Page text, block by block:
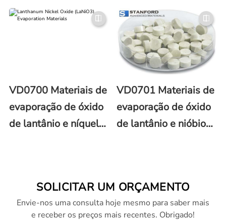
e lantânio
(La0.67Ca0.33MnO3)
lantânio (LaMnO3)
VD0700 Materiais de
evaporação de óxido
de lantânio e níquel
VD0701 Materiais de
evaporação de óxido
de lantânio e nióbio
SOLICITAR UM ORÇAMENTO
Envie-nos uma consulta hoje mesmo para saber mais
e receber os preços mais recentes. Obrigado!